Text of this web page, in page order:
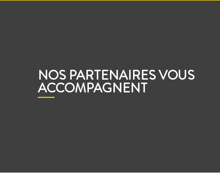
NOS PARTENAIRES VOUS
ACCOMPAGNENT